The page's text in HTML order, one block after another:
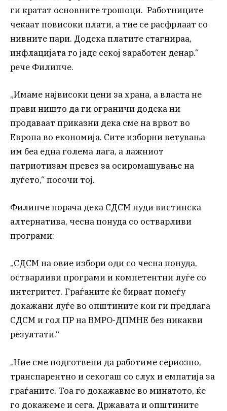
ги кратат основните трошоци. Работниците
чекаат повисоки плати, а тие се расфрлаат со
нивните пари. Додека платите стагнираа,
инфлацијата го јаде секој заработен денар.“
рече Филипче.
„Имаме највисоки цени за храна, а власта не
прави ништо да ги ограничи додека ни
продаваат приказни дека сме на врвот во
Европа во економија. Сите изборни ветувања
им беа една голема лага, а лажниот
патриотизам превез за осиромашување на
луѓето,“ посочи тој.
Филипче порача дека СДСМ нуди вистинска
алтернатива, чесна понуда со остварливи
програми:
„СДСМ на овие избори оди со чесна понуда,
остварливи програми и компетентни луѓе со
интегритет. Граѓаните ќе бираат помеѓу
докажани луѓе во општините кои ги предлага
СДСМ и гол ПР на ВМРО-ДПМНЕ без никакви
резултати.“
„Ние сме подготвени да работиме сериозно,
транспарентно и секогаш со слух и емпатија за
граѓаните. Тоа го докажавме во минатото, ќе
го докажеме и сега. Државата и општините